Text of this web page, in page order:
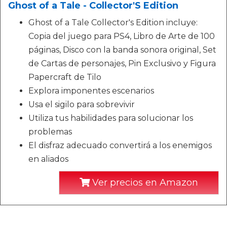
Ghost of a Tale - Collector'S Edition
Ghost of a Tale Collector's Edition incluye:
Copia del juego para PS4, Libro de Arte de 100
páginas, Disco con la banda sonora original, Set
de Cartas de personajes, Pin Exclusivo y Figura
Papercraft de Tilo
Explora imponentes escenarios
Usa el sigilo para sobrevivir
Utiliza tus habilidades para solucionar los
problemas
El disfraz adecuado convertirá a los enemigos
en aliados
Ver precios en Amazon